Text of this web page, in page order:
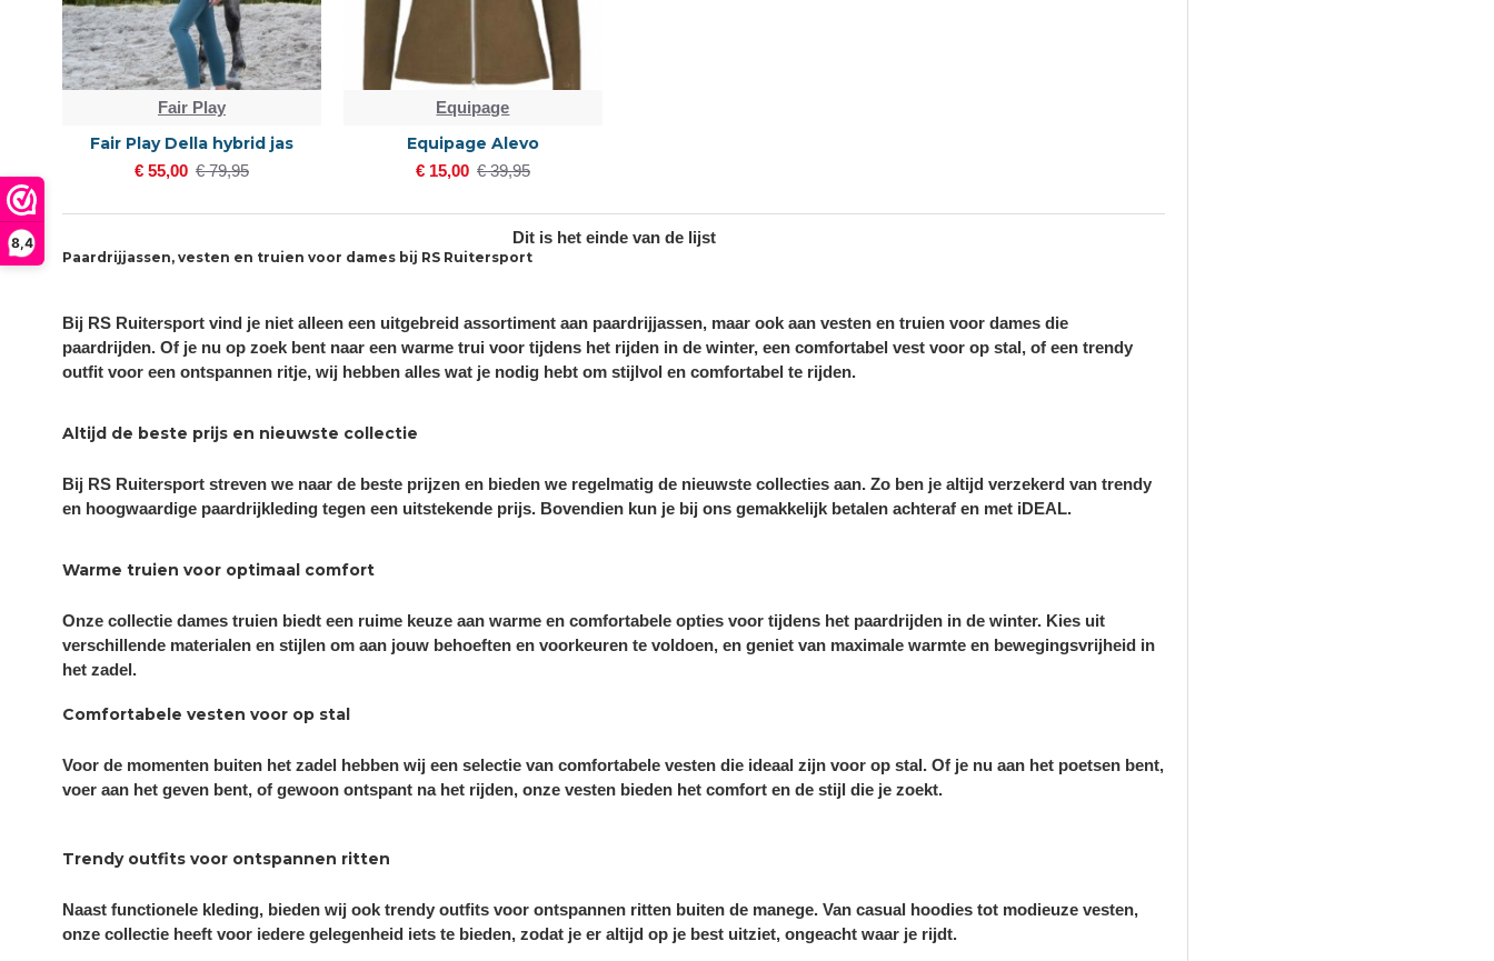
8,4
Paardrijjassen, vesten en truien voor dames bij RS Ruitersport
Bij RS Ruitersport vind je niet alleen een uitgebreid assortiment aan paardrijjassen, maar ook aan vesten en truien voor dames die
paardrijden. Of je nu op zoek bent naar een warme trui voor tijdens het rijden in de winter, een comfortabel vest voor op stal, of een trendy
outfit voor een ontspannen ritje, wij hebben alles wat je nodig hebt om stijlvol en comfortabel te rijden.
Altijd de beste prijs en nieuwste collectie
Bij RS Ruitersport streven we naar de beste prijzen en bieden we regelmatig de nieuwste collecties aan. Zo ben je altijd verzekerd van trendy
en hoogwaardige paardrijkleding tegen een uitstekende prijs. Bovendien kun je bij ons gemakkelijk betalen achteraf en met iDEAL.
Warme truien voor optimaal comfort
Onze collectie dames truien biedt een ruime keuze aan warme en comfortabele opties voor tijdens het paardrijden in de winter. Kies uit
verschillende materialen en stijlen om aan jouw behoeften en voorkeuren te voldoen, en geniet van maximale warmte en bewegingsvrijheid in
het zadel.
Comfortabele vesten voor op stal
Voor de momenten buiten het zadel hebben wij een selectie van comfortabele vesten die ideaal zijn voor op stal. Of je nu aan het poetsen bent,
voer aan het geven bent, of gewoon ontspant na het rijden, onze vesten bieden het comfort en de stijl die je zoekt.
Trendy outfits voor ontspannen ritten
Naast functionele kleding, bieden wij ook trendy outfits voor ontspannen ritten buiten de manege. Van casual hoodies tot modieuze vesten,
onze collectie heeft voor iedere gelegenheid iets te bieden, zodat je er altijd op je best uitziet, ongeacht waar je rijdt.
Fair Play
Fair Play Della hybrid jas
€ 55,00 € 79,95
Equipage
Equipage Alevo
€ 15,00 € 39,95
Dit is het einde van de lijst